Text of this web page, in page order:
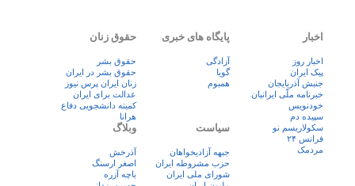
اخبار
اخبار روز
پيک ايران
جنبش آذربایجان
خبرنامه ملّی ایرانیان
خودنویس
سپیده دم
سکولاریسم نو
فرانس ۲۴
مردمک
پایگاه های خبری
آزادگی
گویا
همبوم
حقوق زنان
حقوق بشر
حقوق بشر در ایران
زنان ايران پرس نيوز
عدالت برای ایران
کمیته دانشجویی دفاع
هرانا
سیاست
جبهه آزادیخواهان
حزب مشروطه ایران
شورای ملی ایران
وبلاگ
آذرخش
اصغر ارسنگ
باچه آزره